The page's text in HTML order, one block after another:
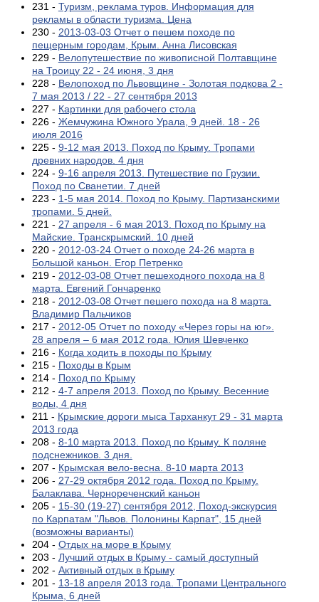
231 - Туризм, реклама туров. Информация для
рекламы в области туризма. Цена
230 - 2013-03-03 Отчет о пешем походе по
пещерным городам, Крым. Анна Лисовская
229 - Велопутешествие по живописной Полтавщине
на Троицу 22 - 24 июня, 3 дня
228 - Велопоход по Львовщине - Золотая подкова 2 -
7 мая 2013 / 22 - 27 сентября 2013
227 - Картинки для рабочего стола
226 - Жемчужина Южного Урала, 9 дней. 18 - 26
июля 2016
225 - 9-12 мая 2013. Поход по Крыму. Тропами
древних народов. 4 дня
224 - 9-16 апреля 2013. Путешествие по Грузии.
Поход по Сванетии. 7 дней
223 - 1-5 мая 2014. Поход по Крыму. Партизанскими
тропами. 5 дней.
221 - 27 апреля - 6 мая 2013. Поход по Крыму на
Майские. Транскрымский. 10 дней
220 - 2012-03-24 Отчет о походе 24-26 марта в
Большой каньон. Егор Петренко
219 - 2012-03-08 Отчет пешеходного похода на 8
марта. Евгений Гончаренко
218 - 2012-03-08 Отчет пешего похода на 8 марта.
Владимир Пальчиков
217 - 2012-05 Отчет по походу «Через горы на юг».
28 апреля – 6 мая 2012 года. Юлия Шевченко
216 - Когда ходить в походы по Крыму
215 - Походы в Крым
214 - Поход по Крыму
212 - 4-7 апреля 2013. Поход по Крыму. Весенние
воды, 4 дня
211 - Крымские дороги мыса Тарханкут 29 - 31 марта
2013 года
208 - 8-10 марта 2013. Поход по Крыму. К поляне
подснежников. 3 дня.
207 - Крымская вело-весна. 8-10 марта 2013
206 - 27-29 октября 2012 года. Поход по Крыму.
Балаклава. Чернореченский каньон
205 - 15-30 (19-27) сентября 2012, Поход-экскурсия
по Карпатам "Львов. Полонины Карпат", 15 дней
(возможны варианты)
204 - Отдых на море в Крыму
203 - Лучший отдых в Крыму - самый доступный
202 - Активный отдых в Крыму
201 - 13-18 апреля 2013 года. Тропами Центрального
Крыма, 6 дней